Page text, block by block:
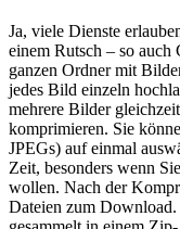
Ja, viele Dienste
einem Rutsch – so
ganzen Ordner mit
jedes Bild einzeln
mehrere Bilder
komprimieren. Sie
JPEGs) auf einmal
Zeit, besonders wenn
wollen. Nach der
Dateien zum